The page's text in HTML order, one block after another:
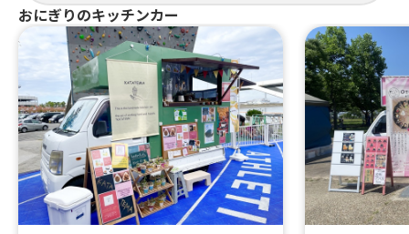
おにぎりのキッチンカー